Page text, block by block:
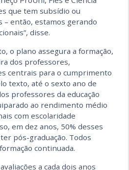
que tem subsídio ou
– então, estamos gerando
disse.
o plano assegura a formação,
dos professores,
centrais para o cumprimento
texto, até o sexto ano de
professores da educação
ao rendimento médio
com escolaridade
em dez anos, 50% desses
pós-graduação. Todos
continuada.
a cada dois anos